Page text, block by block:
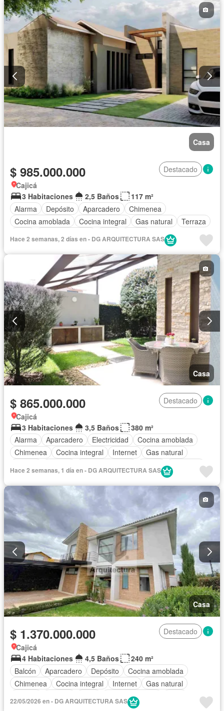
Casa
$ 985.000.000
Destacado
Cajicá
3 Habitaciones
2,5 Baños
117 m²
Alarma
Depósito Aparcadero
Chimenea
Cocina amoblada
Cocina integral Gas natural
Terraza
Hace 2 semanas, 2 días en - DG ARQUITECTURA SAS
Casa
$ 865.000.000
Destacado
Cajicá
3 Habitaciones
3,5 Baños
380 m²
Alarma
Aparcadero Electricidad
Cocina amoblada
Chimenea
Cocina integral Internet
Gas natural
Barbecue
Hace 2 semanas, 1 día en - DG ARQUITECTURA SAS
Casa
$ 1.370.000.000
Destacado
Cajicá
4 Habitaciones
4,5 Baños
240 m²
Balcón
Aparcadero Depósito
Cocina amoblada
Chimenea
Cocina integral Internet
Gas natural
Tanque de agua
22/05/2026 en - DG ARQUITECTURA SAS